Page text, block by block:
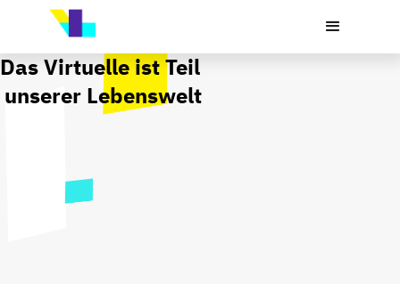
Das Virtuelle ist Teil
unserer Lebenswelt